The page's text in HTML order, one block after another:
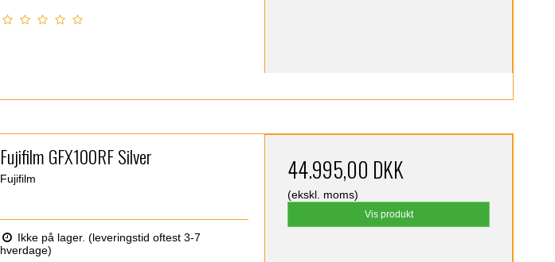
Fujifilm GFX100RF Silver
Fujifilm
Ikke på lager. (leveringstid oftest 3-7
hverdage)
44.995,00 DKK
(ekskl. moms)
Vis produkt